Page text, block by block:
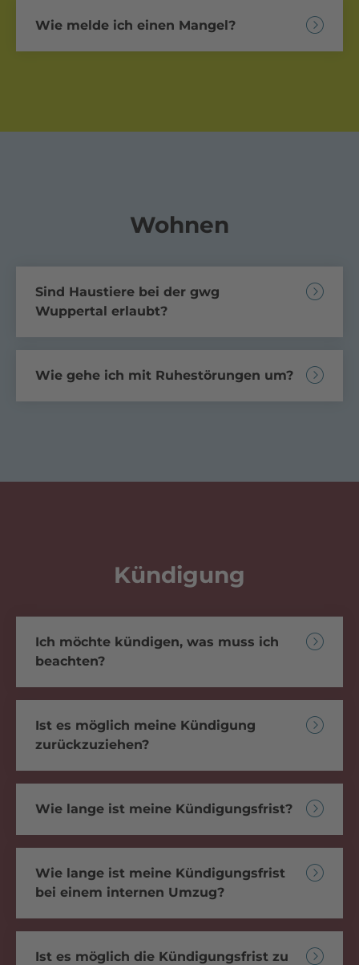
Wie melde ich einen Mangel?
Wohnen
Sind Haustiere bei der gwg
Wuppertal erlaubt?
Wie gehe ich mit Ruhestörungen um?
Kündigung
Ich möchte kündigen, was muss ich
beachten?
Ist es möglich meine Kündigung
zurückzuziehen?
Wie lange ist meine Kündigungsfrist?
Wie lange ist meine Kündigungsfrist
bei einem internen Umzug?
Ist es möglich die Kündigungsfrist zu